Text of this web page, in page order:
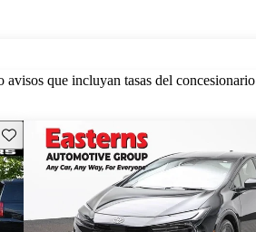
avisos que incluyan tasas del concesionario
Guarda este Aviso